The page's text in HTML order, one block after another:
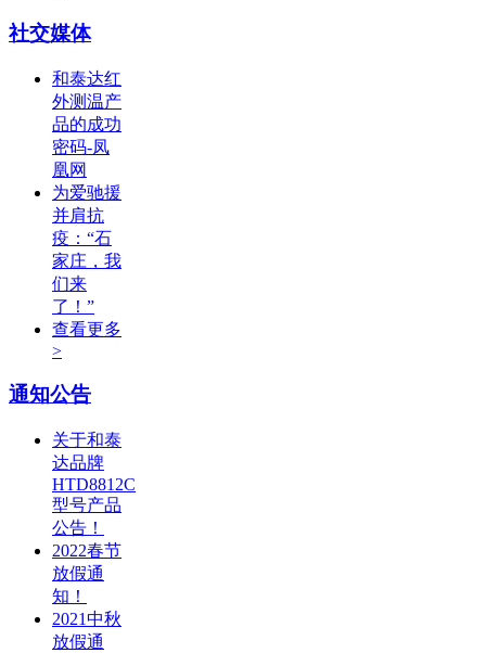
社交媒体
和泰达红
外测温产
品的成功
密码-凤
凰网
为爱驰援
并肩抗
疫：“石
家庄，我
们来
了！”
查看更多
>
通知公告
关于和泰
达品牌
HTD8812C
型号产品
公告！
2022春节
放假通
知！
2021中秋
放假通